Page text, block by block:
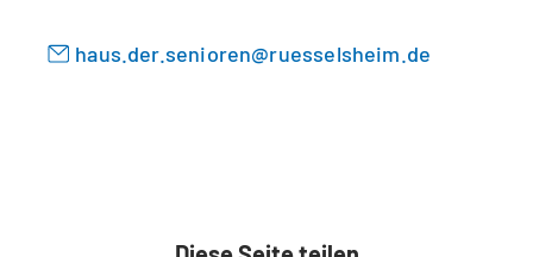
haus.der.senioren ruesselsheim de